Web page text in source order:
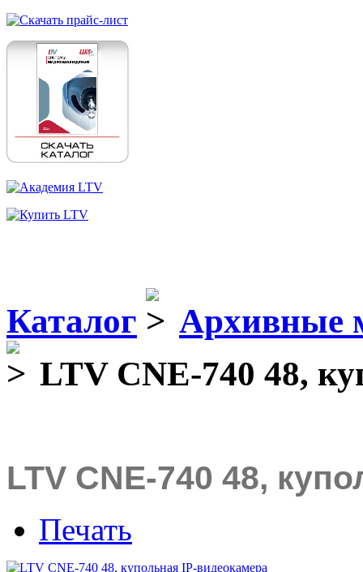
Каталог
Архивные
LTV CNE-740 48,
LTV CNE-740 48,
Печать